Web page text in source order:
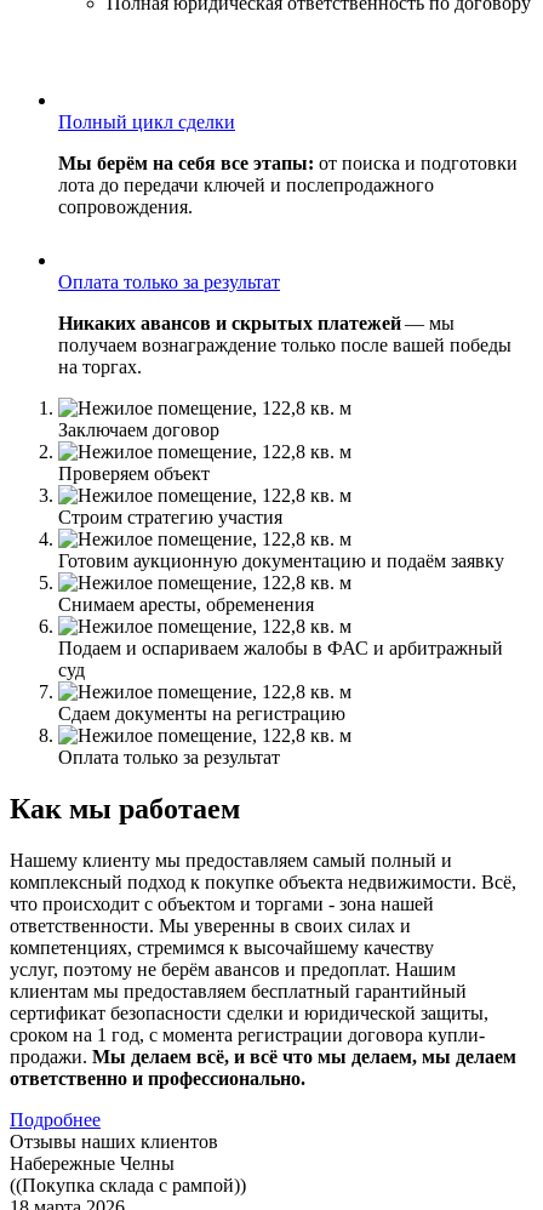
Полный цикл сделки
Мы берём на себя все этапы: от поиска и подготовки
лота до передачи ключей и послепродажного
сопровождения.
Оплата только за результат
Никаких авансов и скрытых платежей— мы
получаем вознаграждение только после вашей победы
на торгах.
Заключаем договор
Проверяем объект
Строим стратегию участия
Готовим аукционную документацию и подаём заявку
Снимаем аресты, обременения
Подаем и оспариваем жалобы в ФАС и арбитражный
суд
Сдаем документы на регистрацию
Оплата только за результат
Как мы работаем
Нашему клиенту мы предоставляем самый полный и
комплексный подход к покупке объекта недвижимости. Всё,
что происходит с объектом и торгами - зона нашей
ответственности. Мы уверенны в своих силах и
компетенциях, стремимся к высочайшему качеству
услуг, поэтому не берём авансов и предоплат. Нашим
клиентам мы предоставляем бесплатный гарантийный
сертификат безопасности сделки и юридической защиты,
сроком на 1 год, с момента регистрации договора купли-
продажи. Мы делаем всё, и всё что мы делаем, мы делаем
ответственно и профессионально.
Подробнее
Отзывы наших клиентов
Набережные Челны
((Покупка склада с рампой))